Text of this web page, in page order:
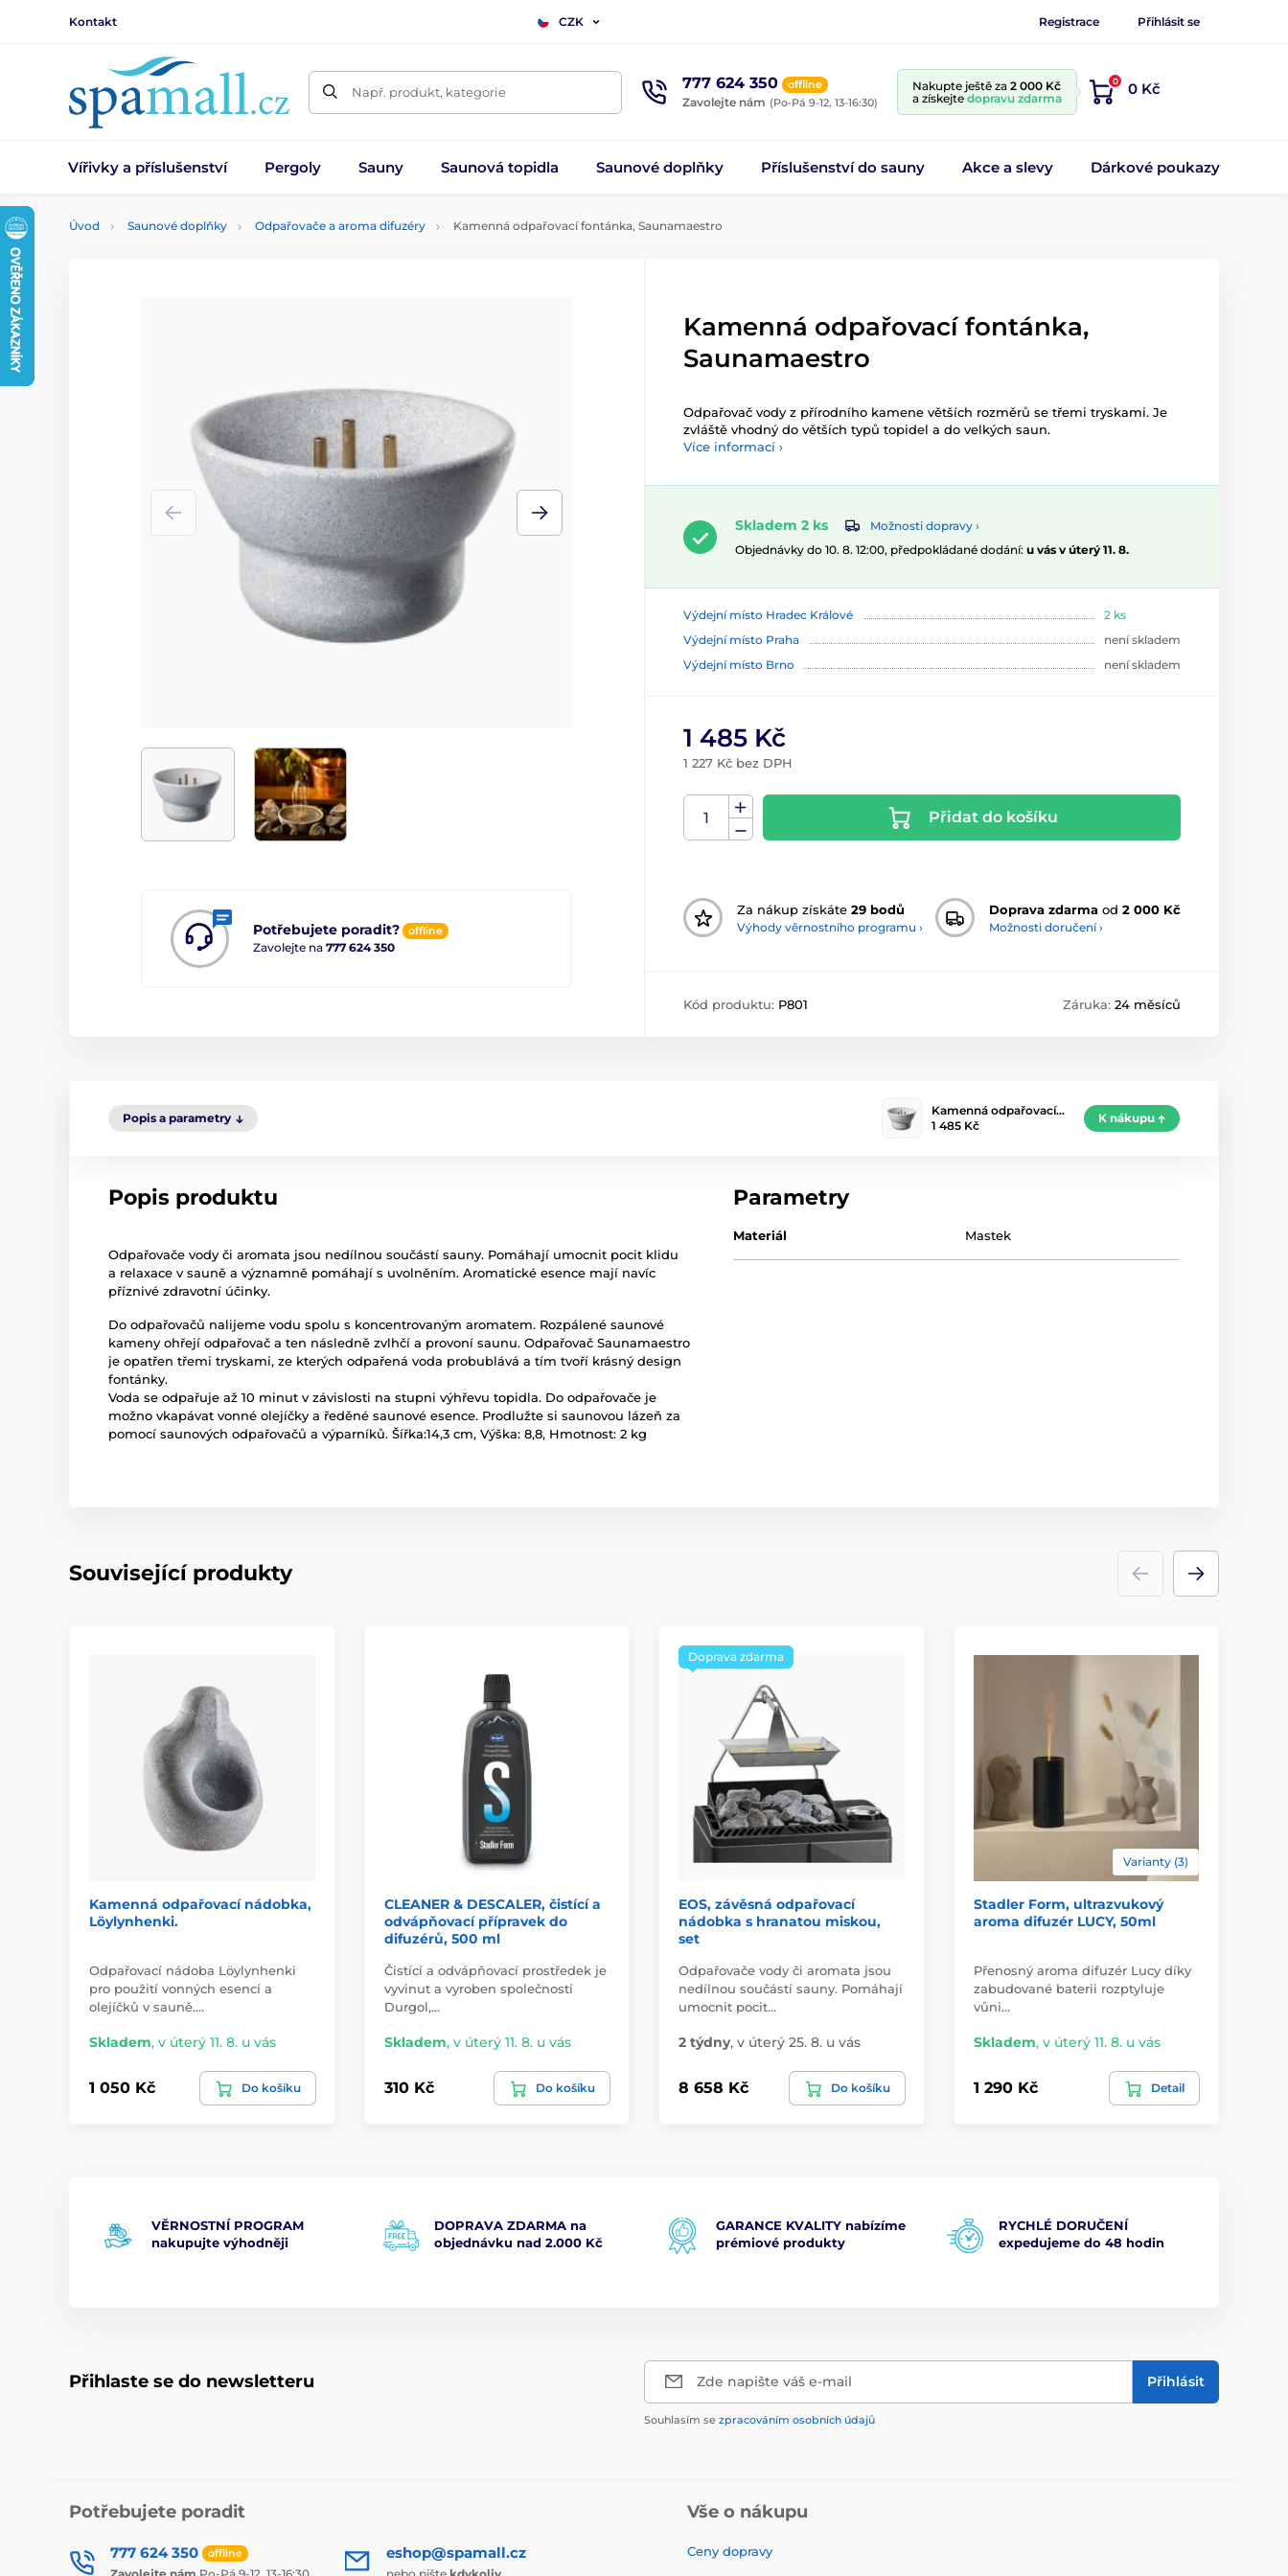
Kontakt CZK Registrace Přihlásit se
Např. produkt, kategorie 777 624 350 offline
Zavolejte nám (Po-Pá 9-12, 13-16:30)
Nakupte ještě za 2 000 Kč
a získejte dopravu zdarma
0 0 Kč
Vířivky a příslušenství Pergoly Sauny Saunová topidla Saunové doplňky Příslušenství do sauny Akce a slevy Dárkové poukazy
Úvod Saunové doplňky Odpařovače a aroma difuzéry Kamenná odpařovací fontánka, Saunamaestro
Potřebujete poradit? offline
Zavolejte na 777 624 350
Kamenná odpařovací fontánka,
Saunamaestro
Odpařovač vody z přírodního kamene větších rozměrů se třemi tryskami. Je
zvláště vhodný do větších typů topidel a do velkých saun.
Více informací ›
Skladem 2 ks
Možnosti dopravy ›
Objednávky do 10. 8. 12:00, předpokládané dodání: u vás v úterý 11. 8.
Výdejní místo Hradec Králové
2 ks
Výdejní místo Praha
není skladem
Výdejní místo Brno
není skladem
1 485 Kč
1 227 Kč bez DPH
Přidat do košíku
Za nákup získáte 29 bodů
Výhody věrnostního programu ›
Doprava zdarma od 2 000 Kč
Možnosti doručení ›
Kód produktu: P801 Záruka: 24 měsíců
Popis a parametry
Kamenná odpařovací…
1 485 Kč
K nákupu
Popis produktu
Odpařovače vody či aromata jsou nedílnou součástí sauny. Pomáhají umocnit pocit klidu
a relaxace v sauně a významně pomáhají s uvolněním. Aromatické esence mají navíc
příznivé zdravotní účinky.
Do odpařovačů nalijeme vodu spolu s koncentrovaným aromatem. Rozpálené saunové
kameny ohřejí odpařovač a ten následně zvlhčí a provoní saunu. Odpařovač Saunamaestro
je opatřen třemi tryskami, ze kterých odpařená voda probublává a tím tvoří krásný design
fontánky.
Voda se odpařuje až 10 minut v závislosti na stupni výhřevu topidla. Do odpařovače je
možno vkapávat vonné olejíčky a ředěné saunové esence. Prodlužte si saunovou lázeň za
pomocí saunových odpařovačů a výparníků. Šířka:14,3 cm, Výška: 8,8, Hmotnost: 2 kg
Parametry
Materiál Mastek
Související produkty
Kamenná odpařovací nádobka,
Löylynhenki.
Odpařovací nádoba Löylynhenki
pro použití vonných esencí a
olejíčků v sauně.…
Skladem, v úterý 11. 8. u vás
1 050 Kč Do košíku
CLEANER & DESCALER, čistící a
odvápňovací přípravek do
difuzérů, 500 ml
Čistící a odvápňovací prostředek je
vyvinut a vyroben společností
Durgol,…
Skladem, v úterý 11. 8. u vás
310 Kč Do košíku
Doprava zdarma
EOS, závěsná odpařovací
nádobka s hranatou miskou,
set
Odpařovače vody či aromata jsou
nedílnou součástí sauny. Pomáhají
umocnit pocit…
2 týdny, v úterý 25. 8. u vás
8 658 Kč Do košíku
Varianty (3)
Stadler Form, ultrazvukový
aroma difuzér LUCY, 50ml
Přenosný aroma difuzér Lucy díky
zabudované baterii rozptyluje
vůni…
Skladem, v úterý 11. 8. u vás
1 290 Kč Detail
VĚRNOSTNÍ PROGRAM
nakupujte výhodněji
DOPRAVA ZDARMA na
objednávku nad 2.000 Kč
GARANCE KVALITY nabízíme
prémiové produkty
RYCHLÉ DORUČENÍ
expedujeme do 48 hodin
Přihlaste se do newsletteru Zde napište váš e-mail Přihlásit
Souhlasím se zpracováním osobních údajů
Potřebujete poradit
777 624 350 offline eshop@spamall.cz
Vše o nákupu
Ceny dopravy